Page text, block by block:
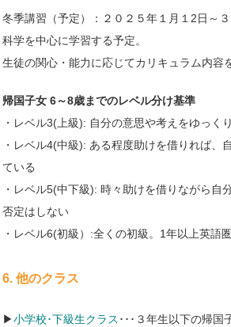
冬季講習（予定）：２０２５年１月１2日～３
科学を中心に学習する予定。
生徒の関心・能力に応じてカリキュラム内容
帰国子女 6～8歳までのレベル分け基準
・レベル3(上級): 自分の意思や考えをゆっ
・レベル4(中級): ある程度助けを借りれば
ている
・レベル5(中下級): 時々助けを借りながら
否定はしない
・レベル6(初級）:全くの初級。1年以上英
6. 他のクラス
▶小学校･下級生クラス ･･･３年生以下の帰国